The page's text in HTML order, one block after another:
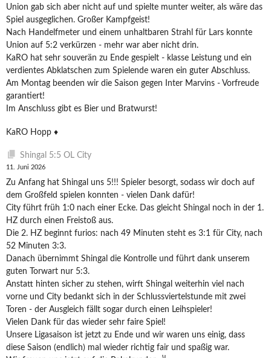
Union gab sich aber nicht auf und spielte munter weiter, als wäre das
Spiel ausgeglichen. Großer Kampfgeist!
Nach Handelfmeter und einem unhaltbaren Strahl für Lars konnte
Union auf 5:2 verkürzen - mehr war aber nicht drin.
KaRO hat sehr souverän zu Ende gespielt - klasse Leistung und ein
verdientes Abklatschen zum Spielende waren ein guter Abschluss.
Am Montag beenden wir die Saison gegen Inter Marvins - Vorfreude
garantiert!
Im Anschluss gibt es Bier und Bratwurst!
KaRO Hopp ♦️
Shingal 5:5 OL City
11. Juni 2026
Zu Anfang hat Shingal uns 5!!! Spieler besorgt, sodass wir doch auf
dem Großfeld spielen konnten - vielen Dank dafür!
City führt früh 1:0 nach einer Ecke. Das gleicht Shingal noch in der 1.
HZ durch einen Freistoß aus.
Die 2. HZ beginnt furios: nach 49 Minuten steht es 3:1 für City, nach
52 Minuten 3:3.
Danach übernimmt Shingal die Kontrolle und führt dank unserem
guten Torwart nur 5:3.
Anstatt hinten sicher zu stehen, wirft Shingal weiterhin viel nach
vorne und City bedankt sich in der Schlussviertelstunde mit zwei
Toren - der Ausgleich fällt sogar durch einen Leihspieler!
Vielen Dank für das wieder sehr faire Spiel!
Unsere Ligasaison ist jetzt zu Ende und wir waren uns einig, dass
diese Saison (endlich) mal wieder richtig fair und spaßig war.